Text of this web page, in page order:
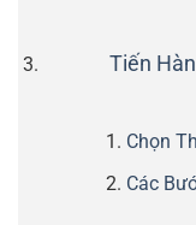
Tiến
Chọn
Các